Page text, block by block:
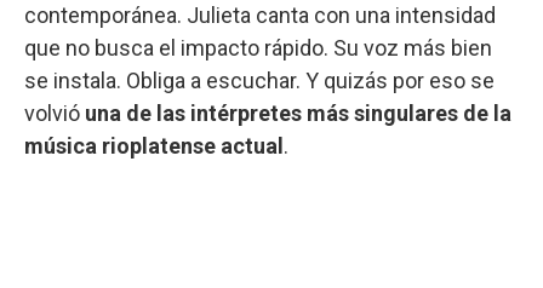
contemporánea. Julieta canta con una intensidad
que no busca el impacto rápido. Su voz más bien
se instala. Obliga a escuchar. Y quizás por eso se
volvió una de las intérpretes más singulares de la
música rioplatense actual .